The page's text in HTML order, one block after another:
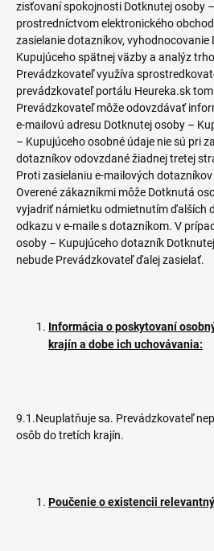
zisťovaní spokojnosti Dotknutej osoby
prostredníctvom elektronického
zasielanie dotazníkov, vyhodnocovanie
Kupujúceho spätnej väzby a analýz
Prevádzkovateľ využíva
prevádzkovateľ portálu Heureka.sk
Prevádzkovateľ môže odovzdávať
e-mailovú adresu Dotknutej osoby –
– Kupujúceho osobné údaje nie sú pri
dotazníkov odovzdané žiadnej tretej
Proti zasielaniu e-mailových
Overené zákazníkmi môže Dotknutá
vyjadriť námietku odmietnutím ďalších
odkazu v e-maile s dotazníkom. V
osoby – Kupujúceho dotazník
nebude Prevádzkovateľ ďalej zasielať.
Informácia o poskytovaní
krajín a dobe ich uchovávania:
9.1.Neuplatňuje sa. Prevádzkovateľ
osôb do tretích krajín.
Poučenie o existencii